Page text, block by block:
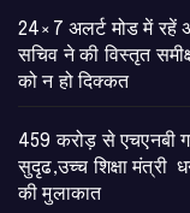
24×7 अलर्ट मोड में रहें
सचिव ने की विस्तृत
को न हो दिक्कत
459 करोड़ से एचएनबी
सुदृढ,उच्च शिक्षा मंत्री
की मुलाकात